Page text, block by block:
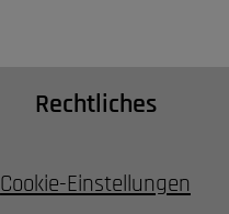
Rechtliches
Cookie-Einstellungen